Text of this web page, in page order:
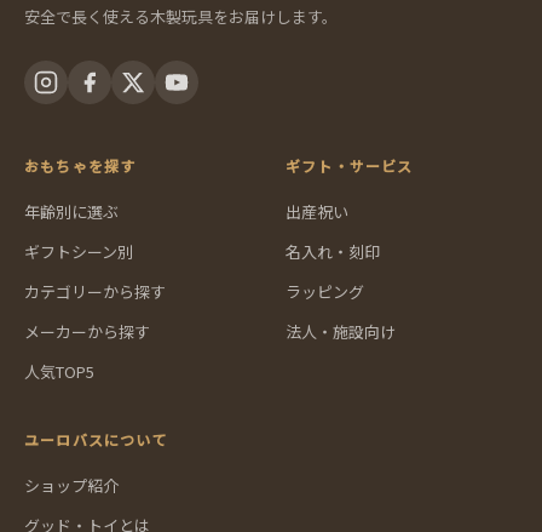
安全で長く使える木製玩具をお届けします。
おもちゃを探す
年齢別に選ぶ
ギフトシーン別
カテゴリーから探す
メーカーから探す
人気TOP5
ギフト・サービス
出産祝い
名入れ・刻印
ラッピング
法人・施設向け
ユーロバスについて
ショップ紹介
グッド・トイとは